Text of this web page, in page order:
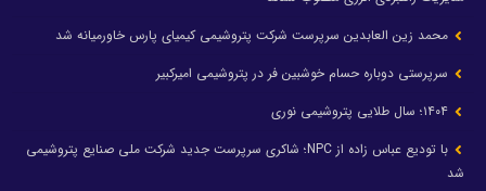
محمد زین العابدین سرپرست شرکت پتروشیمی کیمیای پارس خاورمیانه شد
سرپرستی دوباره حسام خوشبین فر در پتروشیمی امیرکبیر
با تودیع عباس زاده از NPC؛ شاکری سرپرست جدید شرکت ملی صنایع پتروشیمی
شد